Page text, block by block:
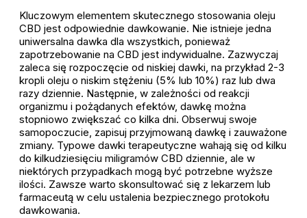
Kluczowym elementem skutecznego stosowania oleju
CBD jest odpowiednie dawkowanie. Nie istnieje jedna
uniwersalna dawka dla wszystkich, ponieważ
zapotrzebowanie na CBD jest indywidualne. Zazwyczaj
zaleca się rozpoczęcie od niskiej dawki, na przykład 2-3
kropli oleju o niskim stężeniu (5% lub 10%) raz lub dwa
razy dziennie. Następnie, w zależności od reakcji
organizmu i pożądanych efektów, dawkę można
stopniowo zwiększać co kilka dni. Obserwuj swoje
samopoczucie, zapisuj przyjmowaną dawkę i zauważone
zmiany. Typowe dawki terapeutyczne wahają się od kilku
do kilkudziesięciu miligramów CBD dziennie, ale w
niektórych przypadkach mogą być potrzebne wyższe
ilości. Zawsze warto skonsultować się z lekarzem lub
farmaceutą w celu ustalenia bezpiecznego protokołu
dawkowania.